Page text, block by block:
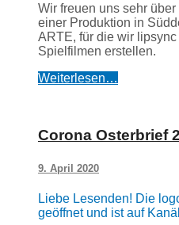
Wir freuen uns sehr
einer Produktion in
ARTE, für die wir
Spielfilmen erstellen.
Weiterlesen…
Corona Osterbrief
9. April 2020
Liebe Lesenden! Die
geöffnet und ist auf